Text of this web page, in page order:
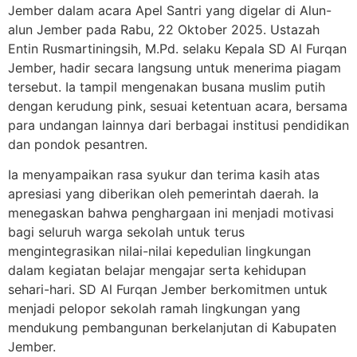
Jember dalam acara Apel Santri yang digelar di Alun-
alun Jember pada Rabu, 22 Oktober 2025. Ustazah
Entin Rusmartiningsih, M.Pd. selaku Kepala SD Al Furqan
Jember, hadir secara langsung untuk menerima piagam
tersebut. Ia tampil mengenakan busana muslim putih
dengan kerudung pink, sesuai ketentuan acara, bersama
para undangan lainnya dari berbagai institusi pendidikan
dan pondok pesantren.
Ia menyampaikan rasa syukur dan terima kasih atas
apresiasi yang diberikan oleh pemerintah daerah. Ia
menegaskan bahwa penghargaan ini menjadi motivasi
bagi seluruh warga sekolah untuk terus
mengintegrasikan nilai-nilai kepedulian lingkungan
dalam kegiatan belajar mengajar serta kehidupan
sehari-hari. SD Al Furqan Jember berkomitmen untuk
menjadi pelopor sekolah ramah lingkungan yang
mendukung pembangunan berkelanjutan di Kabupaten
Jember.